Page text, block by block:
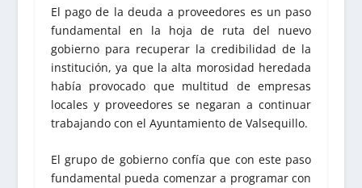
El pago de la deuda a proveedores es un paso
fundamental en la hoja de ruta del nuevo
gobierno para recuperar la credibilidad de la
institución, ya que la alta morosidad heredada
había provocado que multitud de empresas
locales y proveedores se negaran a continuar
trabajando con el Ayuntamiento de Valsequillo.
El grupo de gobierno confía que con este paso
fundamental pueda comenzar a programar con